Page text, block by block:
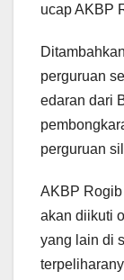
ucap AKBP
perguruan
edaran dari
perguruan
AKBP
akan diikuti
yang lain di